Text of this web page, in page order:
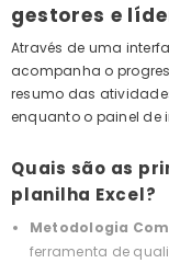
gestores e
Através de uma
acompanha o
resumo das
enquanto o painel de
Quais são as
planilha Excel?
Metodologia
ferramenta de